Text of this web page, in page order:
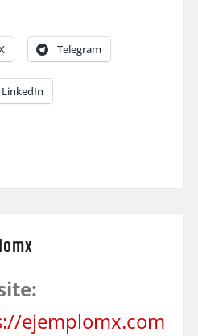
Telegram
LinkedIn
ejemplomx.com